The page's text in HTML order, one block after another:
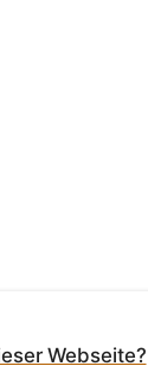
Webseite?